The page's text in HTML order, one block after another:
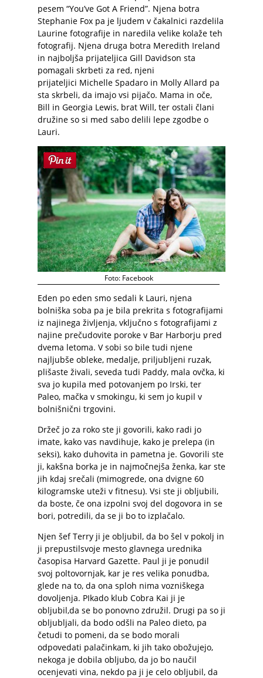
pesem “You’ve Got A Friend”. Njena botra
Stephanie Fox pa je ljudem v čakalnici razdelila
Laurine fotografije in naredila velike kolaže teh
fotografij. Njena druga botra Meredith Ireland
in najboljša prijateljica Gill Davidson sta
pomagali skrbeti za red, njeni
prijateljici Michelle Spadaro in Molly Allard pa
sta skrbeli, da imajo vsi pijačo. Mama in oče,
Bill in Georgia Lewis, brat Will, ter ostali člani
družine so si med sabo delili lepe zgodbe o
Lauri.
Foto: Facebook
Eden po eden smo sedali k Lauri, njena
bolniška soba pa je bila prekrita s fotografijami
iz najinega življenja, vključno s fotografijami z
najine prečudovite poroke v Bar Harborju pred
dvema letoma. V sobi so bile tudi njene
najljubše obleke, medalje, priljubljeni ruzak,
plišaste živali, seveda tudi Paddy, mala ovčka, ki
sva jo kupila med potovanjem po Irski, ter
Paleo, mačka v smokingu, ki sem jo kupil v
bolnišnični trgovini.
Držeč jo za roko ste ji govorili, kako radi jo
imate, kako vas navdihuje, kako je prelepa (in
seksi), kako duhovita in pametna je. Govorili ste
ji, kakšna borka je in najmočnejša ženka, kar ste
jih kdaj srečali (mimogrede, ona dvigne 60
kilogramske uteži v fitnesu). Vsi ste ji obljubili,
da boste, če ona izpolni svoj del dogovora in se
bori, potredili, da se ji bo to izplačalo.
Njen šef Terry ji je obljubil, da bo šel v pokolj in
ji prepustilsvoje mesto glavnega urednika
časopisa Harvard Gazette. Paul ji je ponudil
svoj poltovornjak, kar je res velika ponudba,
glede na to, da ona sploh nima vozniškega
dovoljenja. PIkado klub Cobra Kai ji je
obljubil,da se bo ponovno združil. Drugi pa so ji
obljubljali, da bodo odšli na Paleo dieto, pa
četudi to pomeni, da se bodo morali
odpovedati palačinkam, ki jih tako obožujejo,
nekoga je dobila obljubo, da jo bo naučil
ocenjevati vina, nekdo pa ji je celo obljubil, da